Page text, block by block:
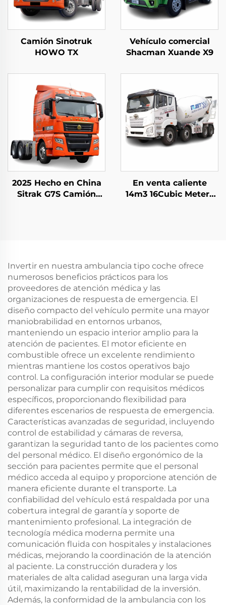
Camión Sinotruk
HOWO TX
Vehículo comercial
Shacman Xuande X9
2025 Hecho en China
Sitrak G7S Camión
En venta caliente
14m3 16Cubic Meters
Invertir en nuestra ambulancia tipo coche ofrece
numerosos beneficios prácticos para los
proveedores de atención médica y las
organizaciones de respuesta de emergencia. El
diseño compacto del vehículo permite una mayor
maniobrabilidad en entornos urbanos,
manteniendo un espacio interior amplio para la
atención de pacientes. El motor eficiente en
combustible ofrece un excelente rendimiento
mientras mantiene los costos operativos bajo
control. La configuración interior modular se puede
personalizar para cumplir con requisitos médicos
específicos, proporcionando flexibilidad para
diferentes escenarios de respuesta de emergencia.
Características avanzadas de seguridad, incluyendo
control de estabilidad y cámaras de reversa,
garantizan la seguridad tanto de los pacientes como
del personal médico. El diseño ergonómico de la
sección para pacientes permite que el personal
médico acceda al equipo y proporcione atención de
manera eficiente durante el transporte. La
confiabilidad del vehículo está respaldada por una
cobertura integral de garantía y soporte de
mantenimiento profesional. La integración de
tecnología médica moderna permite una
comunicación fluida con hospitales y instalaciones
médicas, mejorando la coordinación de la atención
al paciente. La construcción duradera y los
materiales de alta calidad aseguran una larga vida
útil, maximizando la rentabilidad de la inversión.
Además, la conformidad de la ambulancia con los